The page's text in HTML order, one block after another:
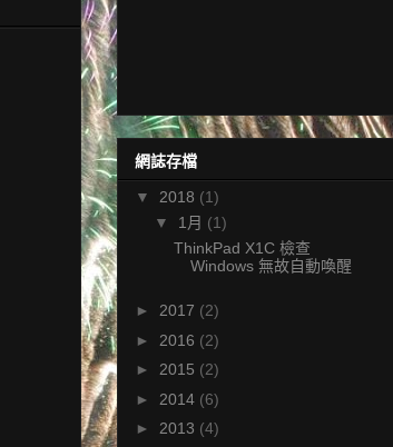
網誌存檔
▼ 2018 (1)
▼ 1月 (1)
ThinkPad X1C 檢查
Windows 無故自動喚醒
► 2017 (2)
► 2016 (2)
► 2015 (2)
► 2014 (6)
► 2013 (4)